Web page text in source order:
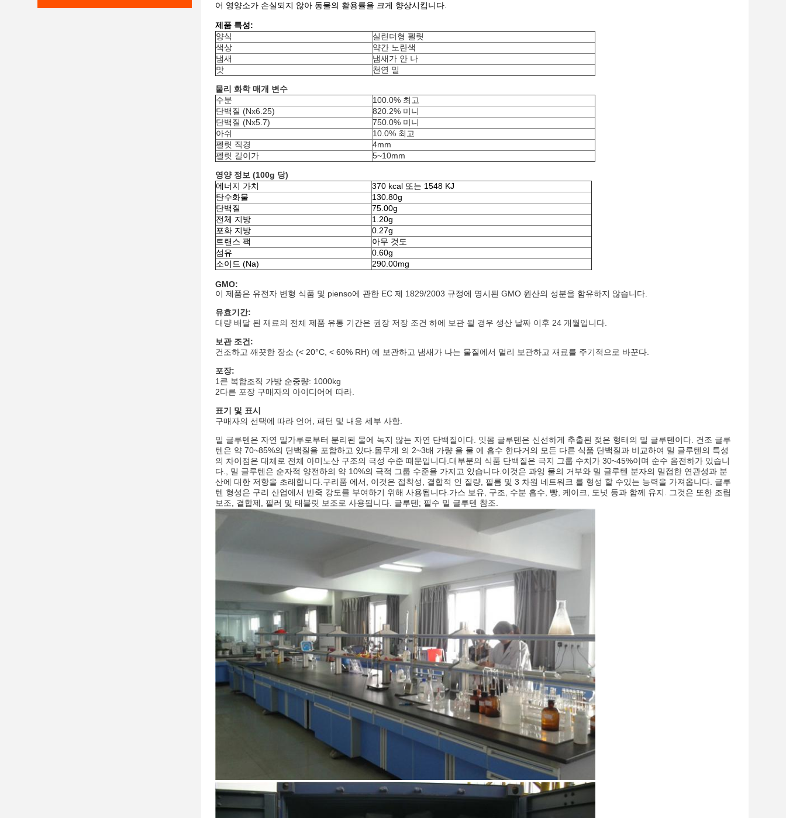
어 영양소가 손실되지 않아 동물의 활용률을 크게 향상시킵니다.
제품 특성:
양식
실린더형 펠릿
색상
약간 노란색
냄새
냄새가 안 나
맛
천연 밀
물리 화학 매개 변수
수분
100.0% 최고
단백질 (Nx6.25)
820.2% 미니
단백질 (Nx5.7)
750.0% 미니
아쉬
10.0% 최고
펠릿 직경
4mm
펠릿 길이가
5~10mm
영양 정보 (100g 당)
에너지 가치
370 kcal 또는 1548 KJ
탄수화물
130.80g
단백질
75.00g
전체 지방
1.20g
포화 지방
0.27g
트랜스 팩
아무 것도
섬유
0.60g
소이드 (Na)
290.00mg
GMO:
이 제품은 유전자 변형 식품 및 pienso에 관한 EC 제 1829/2003 규정에 명시된 GMO 원산의 성분을 함유하지 않습니다.
유효기간:
대량 배달 된 재료의 전체 제품 유통 기간은 권장 저장 조건 하에 보관 될 경우 생산 날짜 이후 24 개월입니다.
보관 조건:
건조하고 깨끗한 장소 (< 20°C, < 60% RH) 에 보관하고 냄새가 나는 물질에서 멀리 보관하고 재료를 주기적으로 바꾼다.
포장:
1큰 복합조직 가방 순중량: 1000kg
2다른 포장 구매자의 아이디어에 따라.
표기 및 표시
구매자의 선택에 따라 언어, 패턴 및 내용 세부 사항.
밀 글루텐은 자연 밀가루로부터 분리된 물에 녹지 않는 자연 단백질이다. 잇몸 글루텐은 신선하게 추출된 젖은 형태의 밀 글루텐이다. 건조 글루
텐은 약 70~85%의 단백질을 포함하고 있다.몸무게 의 2~3배 가량 을 물 에 흡수 한다거의 모든 다른 식품 단백질과 비교하여 밀 글루텐의 특성
의 차이점은 대체로 전체 아미노산 구조의 극성 수준 때문입니다.대부분의 식품 단백질은 극지 그룹 수치가 30~45%이며 순수 음전하가 있습니
다., 밀 글루텐은 순자적 양전하의 약 10%의 극적 그룹 수준을 가지고 있습니다.이것은 과잉 물의 거부와 밀 글루텐 분자의 밀접한 연관성과 분
산에 대한 저항을 초래합니다.구리품 에서, 이것은 접착성, 결합적 인 질량, 필름 및 3 차원 네트워크 를 형성 할 수있는 능력을 가져옵니다. 글루
텐 형성은 구리 산업에서 반죽 강도를 부여하기 위해 사용됩니다.가스 보유, 구조, 수분 흡수, 빵, 케이크, 도넛 등과 함께 유지. 그것은 또한 조립
보조, 결합제, 필러 및 태블릿 보조로 사용됩니다. 글루텐; 필수 밀 글루텐 참조.